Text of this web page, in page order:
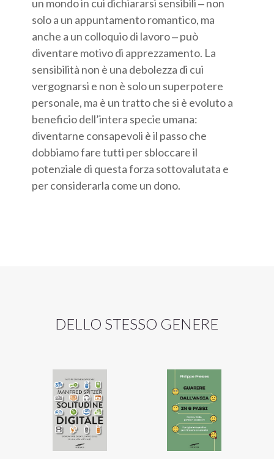
un mondo in cui dichiararsi sensibili ‒ non
solo a un appuntamento romantico, ma
anche a un colloquio di lavoro ‒ può
diventare motivo di apprezzamento. La
sensibilità non è una debolezza di cui
vergognarsi e non è solo un superpotere
personale, ma è un tratto che si è evoluto a
beneficio dell’intera specie umana:
diventarne consapevoli è il passo che
dobbiamo fare tutti per sbloccare il
potenziale di questa forza sottovalutata e
per considerarla come un dono.
DELLO STESSO GENERE